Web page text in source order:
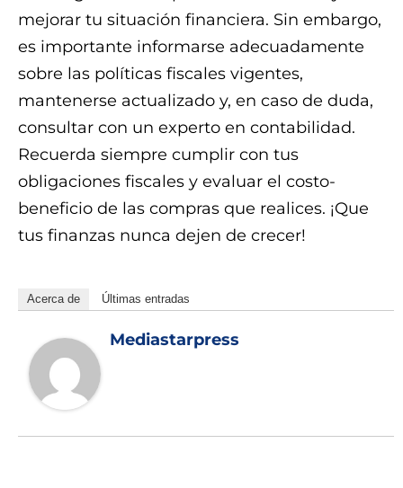
mejorar tu situación financiera. Sin embargo,
es importante informarse adecuadamente
sobre las políticas fiscales vigentes,
mantenerse actualizado y, en caso de duda,
consultar con un experto en contabilidad.
Recuerda siempre cumplir con tus
obligaciones fiscales y evaluar el costo-
beneficio de las compras que realices. ¡Que
tus finanzas nunca dejen de crecer!
Acerca de Últimas entradas
Mediastarpress